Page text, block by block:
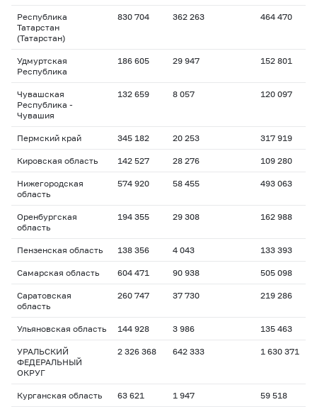
Республика
Татарстан
(Татарстан)
830 704 362 263 464 470
Удмуртская
Республика
186 605 29 947 152 801
Чувашская
Республика -
Чувашия
132 659 8 057 120 097
Пермский край 345 182 20 253 317 919
Кировская область 142 527 28 276 109 280
Нижегородская
область
574 920 58 455 493 063
Оренбургская
область
194 355 29 308 162 988
Пензенская область 138 356 4 043 133 393
Самарская область 604 471 90 938 505 098
Саратовская
область
260 747 37 730 219 286
Ульяновская область 144 928 3 986 135 463
УРАЛЬСКИЙ
ФЕДЕРАЛЬНЫЙ
ОКРУГ
2 326 368 642 333 1 630 371
Курганская область 63 621 1 947 59 518